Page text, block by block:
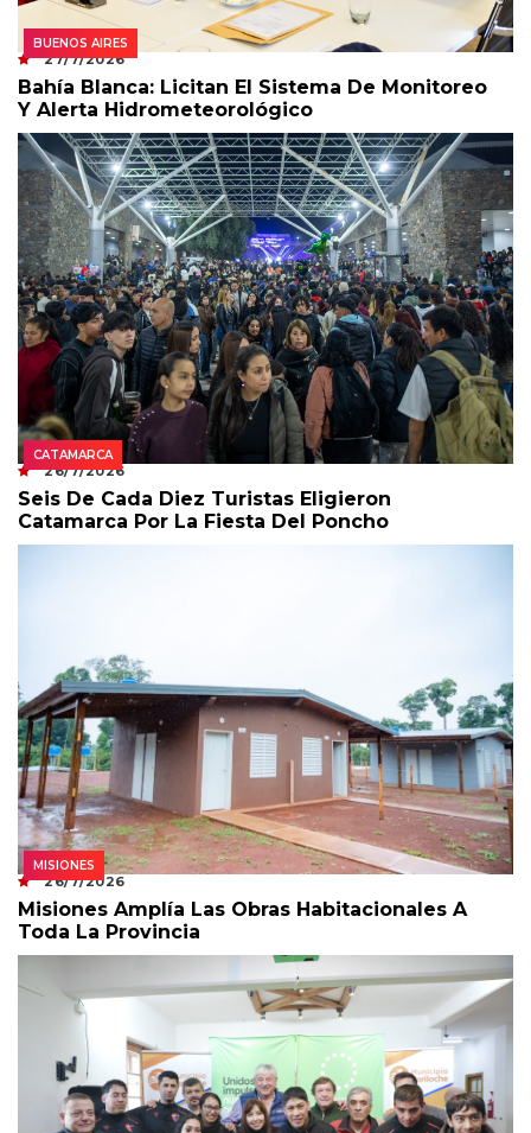
BUENOS AIRES
27/7/2026
Bahía Blanca: Licitan El Sistema De Monitoreo
Y Alerta Hidrometeorológico
CATAMARCA
26/7/2026
Seis De Cada Diez Turistas Eligieron
Catamarca Por La Fiesta Del Poncho
MISIONES
26/7/2026
Misiones Amplía Las Obras Habitacionales A
Toda La Provincia